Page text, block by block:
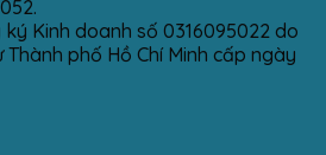
Kinh doanh số 0316095022 do
phố Hồ Chí Minh cấp ngày